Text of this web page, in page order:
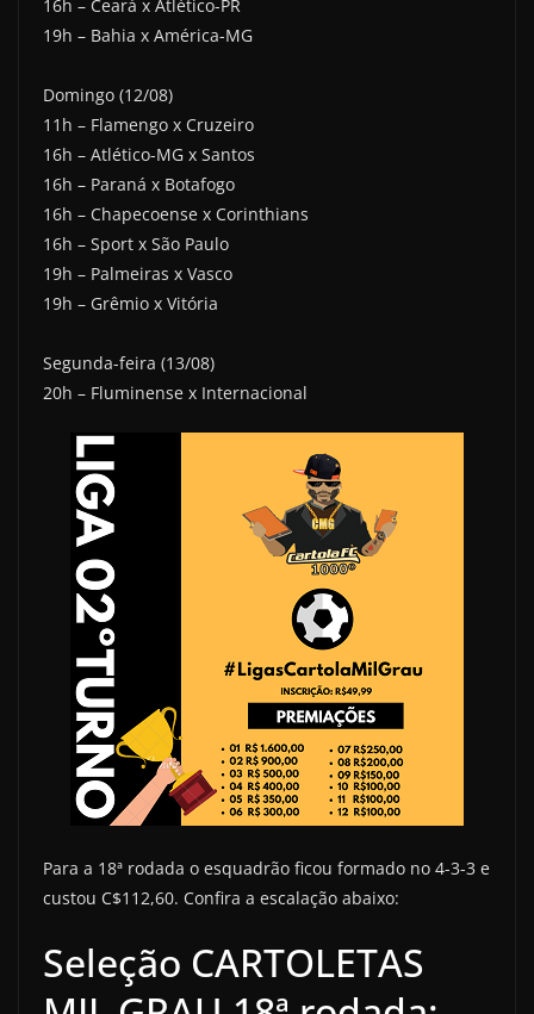
16h – Ceará x Atlético-PR
19h – Bahia x América-MG
Domingo (12/08)
11h – Flamengo x Cruzeiro
16h – Atlético-MG x Santos
16h – Paraná x Botafogo
16h – Chapecoense x Corinthians
16h – Sport x São Paulo
19h – Palmeiras x Vasco
19h – Grêmio x Vitória
Segunda-feira (13/08)
20h – Fluminense x Internacional
Para a 18ª rodada o esquadrão ficou formado no 4-3-3 e
custou C$112,60. Confira a escalação abaixo:
Seleção CARTOLETAS